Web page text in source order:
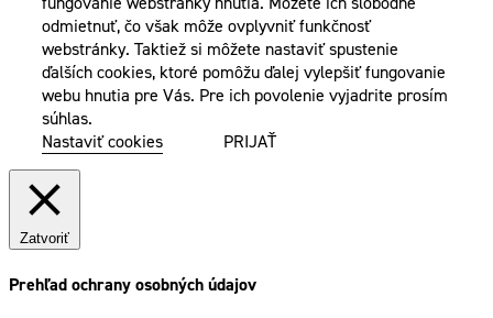
odmietnuť, čo však môže ovplyvniť funkčnosť
webstránky. Taktiež si môžete nastaviť spustenie
ďalších cookies, ktoré pomôžu ďalej vylepšiť fungovanie
webu hnutia pre Vás. Pre ich povolenie vyjadrite prosím
súhlas.
Nastaviť cookies
PRIJAŤ
Zatvoriť
Prehľad ochrany osobných údajov